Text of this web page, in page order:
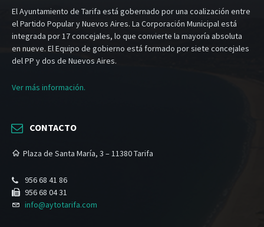
El Ayuntamiento de Tarifa está gobernado por una coalización entre
el Partido Popular y Nuevos Aires. La Corporación Municipal está
integrada por 17 concejales, lo que convierte la mayoría absoluta
en nueve. El Equipo de gobierno está formado por siete concejales
del PP y dos de Nuevos Aires.
Ver más información.
CONTACTO
Plaza de Santa María, 3 – 11380 Tarifa
956 68 41 86
956 68 04 31
info@aytotarifa.com